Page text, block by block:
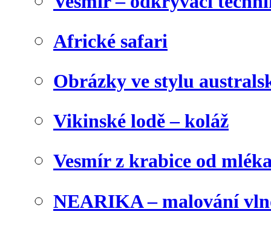
Africké safari
Obrázky ve stylu
Vikinské lodě – koláž
Vesmír z krabice od
NEARIKA – malování